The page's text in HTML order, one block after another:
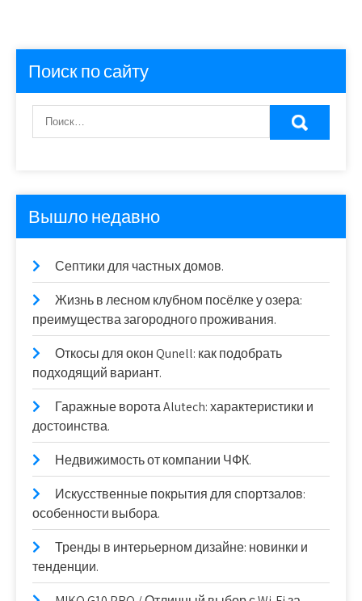
Поиск по сайту
Вышло недавно
Септики для частных домов.
Жизнь в лесном клубном посёлке у озера:
преимущества загородного проживания.
Откосы для окон Qunell: как подобрать
подходящий вариант.
Гаражные ворота Alutech: характеристики и
достоинства.
Недвижимость от компании ЧФК.
Искусственные покрытия для спортзалов:
особенности выбора.
Тренды в интерьерном дизайне: новинки и
тенденции.